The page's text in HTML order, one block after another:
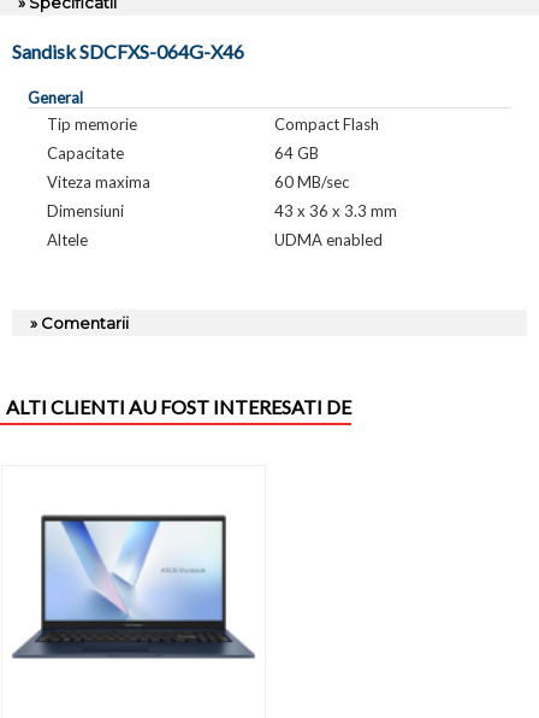
Sandisk SDCFXS-064G-X46
General
Tip memorie
Compact Flash
Capacitate
64 GB
Viteza maxima
60 MB/sec
Dimensiuni
43 x 36 x 3.3 mm
Altele
UDMA enabled
» Comentarii
ALTI CLIENTI AU FOST INTERESATI DE